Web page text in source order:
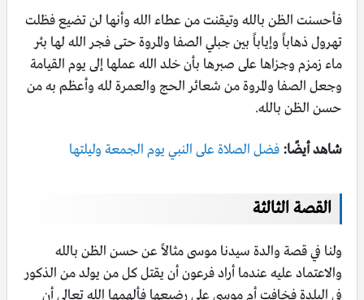
فأحسنت الظن بالله وتيقنت من عطاء الله وأنها لن تضيع فظلت
تهرول ذهاباً وإياباً بين جبلي الصفا والمروة حتى فجر الله لها بئر
ماء زمزم وجزاها على صبرها بأن خلد الله عملها إلى يوم القيامة
وجعل الصفا والمروة من شعائر الحج والعمرة لله وأعظم به من
حسن الظن بالله.
شاهد أيضًا: فضل الصلاة على النبي يوم الجمعة وليلتها
القصة الثالثة
ولنا في قصة والدة سيدنا موسى مثالاً عن حسن الظن بالله
والاعتماد عليه عندما أراد فرعون أن يقتل كل من يولد من الذكور
في البلدة فخافت أم موسى على رضيعها فألهمها الله تعالى أن